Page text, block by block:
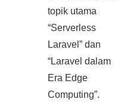
topik utama
“Serverless
Laravel” dan
“Laravel dalam
Era Edge
Computing”.